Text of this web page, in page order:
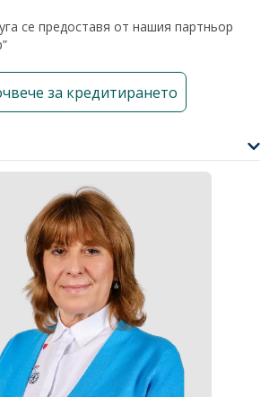
се предоставя от нашия партньор
за кредитирането